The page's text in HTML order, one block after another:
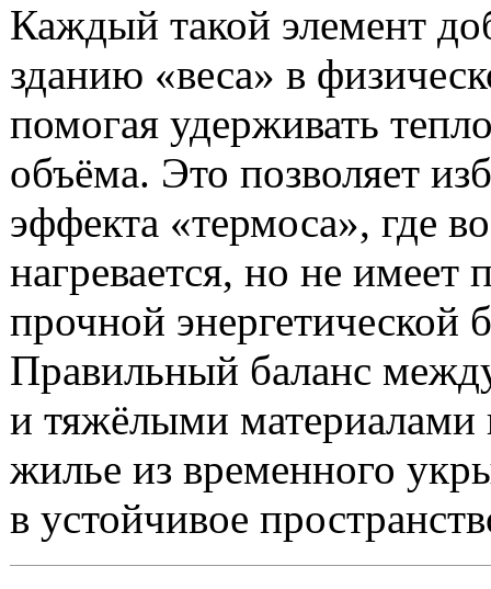
Каждый такой элемент
зданию «веса» в
помогая удерживать
объёма. Это позволяет
эффекта «термоса», где
нагревается, но не имеет
прочной энергетической
Правильный баланс
и тяжёлыми материалами
жилье из временного
в устойчивое